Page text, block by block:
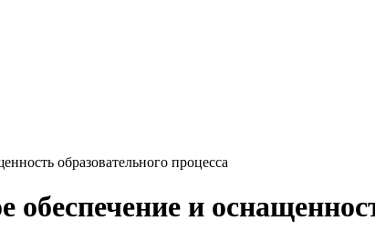
образовательного процесса
и